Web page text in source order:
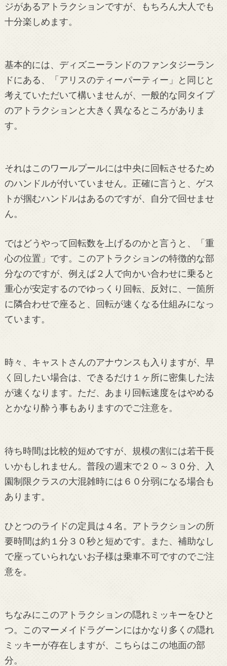
ジがあるアトラクションですが、もちろん大人でも
十分楽しめます。
基本的には、ディズニーランドのファンタジーラン
ドにある、「アリスのティーパーティー」と同じと
考えていただいて構いませんが、一般的な同タイプ
のアトラクションと大きく異なるところがありま
す。
それはこのワールプールには中央に回転させるため
のハンドルが付いていません。正確に言うと、ゲス
トが掴むハンドルはあるのですが、自分で回せませ
ん。
ではどうやって回転数を上げるのかと言うと、「重
心の位置」です。このアトラクションの特徴的な部
分なのですが、例えば２人で向かい合わせに乗ると
重心が安定するのでゆっくり回転、反対に、一箇所
に隣合わせで座ると、回転が速くなる仕組みになっ
ています。
時々、キャストさんのアナウンスも入りますが、早
く回したい場合は、できるだけ１ヶ所に密集した法
が速くなります。ただ、あまり回転速度をはやめる
とかなり酔う事もありますのでご注意を。
待ち時間は比較的短めですが、規模の割には若干長
いかもしれません。普段の週末で２０～３０分、入
園制限クラスの大混雑時には６０分弱になる場合も
あります。
ひとつのライドの定員は４名。アトラクションの所
要時間は約１分３０秒と短めです。また、補助なし
で座っていられないお子様は乗車不可ですのでご注
意を。
ちなみにこのアトラクションの隠れミッキーをひと
つ。このマーメイドラグーンにはかなり多くの隠れ
ミッキーが存在しますが、こちらはこの地面の部
分。